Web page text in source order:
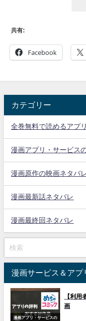
共有:
Facebook
カテゴリー
全巻無料で読めるアプ
漫画アプリ・サービス
漫画原作の映画ネタバ
漫画最新話ネタバレ
漫画最終回ネタバレ
漫画サービス＆アプ
漫画アプリ・サービスの
【利用
画